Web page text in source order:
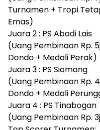
Turnamen + Tropi
Emas)
Juara 2 : PS Abadi Lais
(Uang Pembinaan Rp.
Dondo + Medali Perak)
Juara 3 : PS Siomang
(Uang Pembinaan Rp.
Dondo + Medali
Juara 4 : PS Tinabogan
(Uang Pembinaan Rp.